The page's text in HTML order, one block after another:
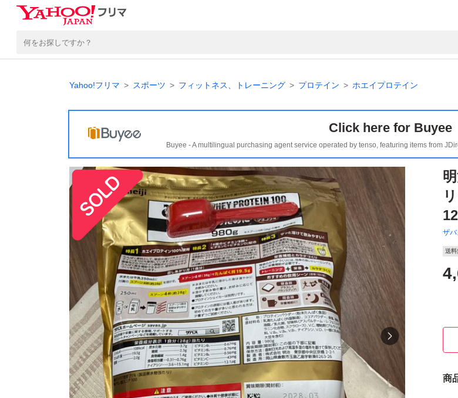
Yahoo!フリマ スポーツ フィットネス、トレーニング プロテイン ホエイプロテイン
Click here for Buyee
Buyee - A multilingual purchasing agent service operated by tenso, featuring items from
ザバ
送料
商